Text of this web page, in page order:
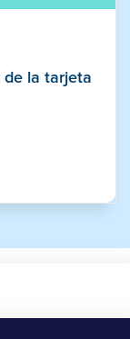
de la tarjeta